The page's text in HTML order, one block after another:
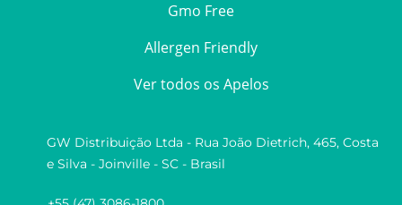
Gmo Free
Allergen Friendly
Ver todos os Apelos
GW Distribuição Ltda - Rua João Dietrich, 465, Costa
e Silva - Joinville - SC - Brasil